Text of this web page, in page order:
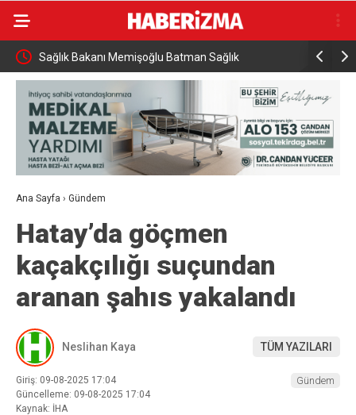
Sağlık Bakanı Memişoğlu Batman Sağlık
Yatırımlarını İnceledi
Hayat
Ana Sayfa › Gündem
Hatay’da göçmen
kaçakçılığı suçundan
aranan şahıs yakalandı
Neslihan Kaya TÜM YAZILARI
Giriş: 09-08-2025 17:04
Güncelleme: 09-08-2025 17:04
Kaynak: İHA
Gündem